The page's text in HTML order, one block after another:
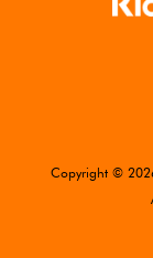
Copyright ©